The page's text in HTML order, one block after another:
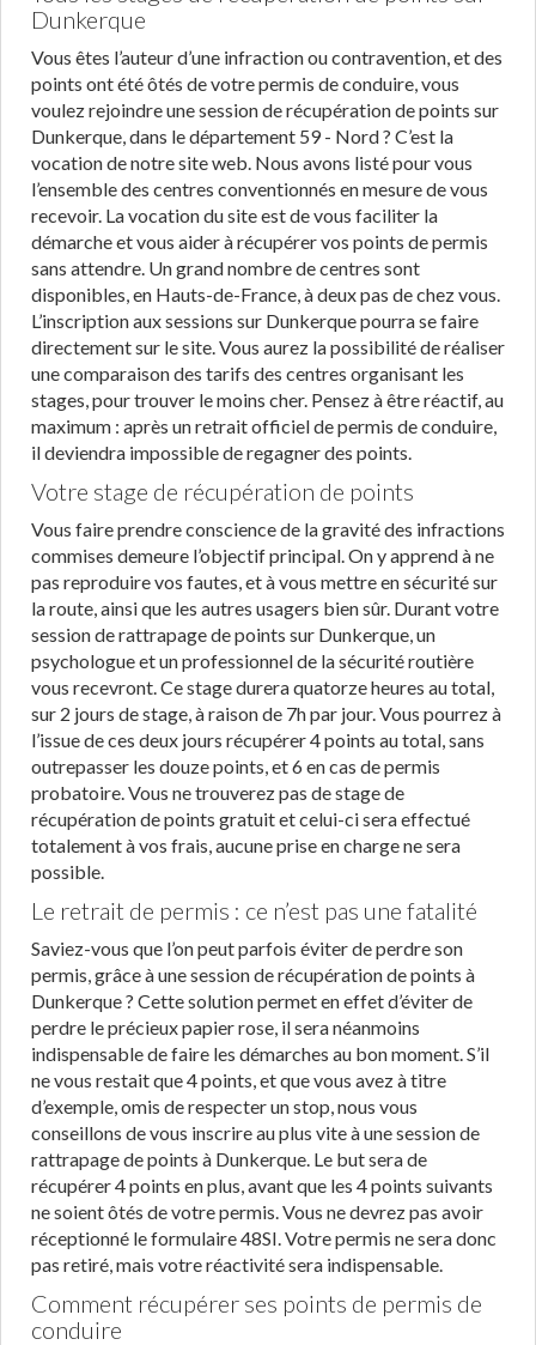
Dunkerque
Vous êtes l’auteur d’une infraction ou contravention, et des
points ont été ôtés de votre permis de conduire, vous
voulez rejoindre une session de récupération de points sur
Dunkerque, dans le département 59 - Nord ? C’est la
vocation de notre site web. Nous avons listé pour vous
l’ensemble des centres conventionnés en mesure de vous
recevoir. La vocation du site est de vous faciliter la
démarche et vous aider à récupérer vos points de permis
sans attendre. Un grand nombre de centres sont
disponibles, en Hauts-de-France, à deux pas de chez vous.
L’inscription aux sessions sur Dunkerque pourra se faire
directement sur le site. Vous aurez la possibilité de réaliser
une comparaison des tarifs des centres organisant les
stages, pour trouver le moins cher. Pensez à être réactif, au
maximum : après un retrait officiel de permis de conduire,
il deviendra impossible de regagner des points.
Votre stage de récupération de points
Vous faire prendre conscience de la gravité des infractions
commises demeure l’objectif principal. On y apprend à ne
pas reproduire vos fautes, et à vous mettre en sécurité sur
la route, ainsi que les autres usagers bien sûr. Durant votre
session de rattrapage de points sur Dunkerque, un
psychologue et un professionnel de la sécurité routière
vous recevront. Ce stage durera quatorze heures au total,
sur 2 jours de stage, à raison de 7h par jour. Vous pourrez à
l’issue de ces deux jours récupérer 4 points au total, sans
outrepasser les douze points, et 6 en cas de permis
probatoire. Vous ne trouverez pas de stage de
récupération de points gratuit et celui-ci sera effectué
totalement à vos frais, aucune prise en charge ne sera
possible.
Le retrait de permis : ce n’est pas une fatalité
Saviez-vous que l’on peut parfois éviter de perdre son
permis, grâce à une session de récupération de points à
Dunkerque ? Cette solution permet en effet d’éviter de
perdre le précieux papier rose, il sera néanmoins
indispensable de faire les démarches au bon moment. S’il
ne vous restait que 4 points, et que vous avez à titre
d’exemple, omis de respecter un stop, nous vous
conseillons de vous inscrire au plus vite à une session de
rattrapage de points à Dunkerque. Le but sera de
récupérer 4 points en plus, avant que les 4 points suivants
ne soient ôtés de votre permis. Vous ne devrez pas avoir
réceptionné le formulaire 48SI. Votre permis ne sera donc
pas retiré, mais votre réactivité sera indispensable.
Comment récupérer ses points de permis de
conduire